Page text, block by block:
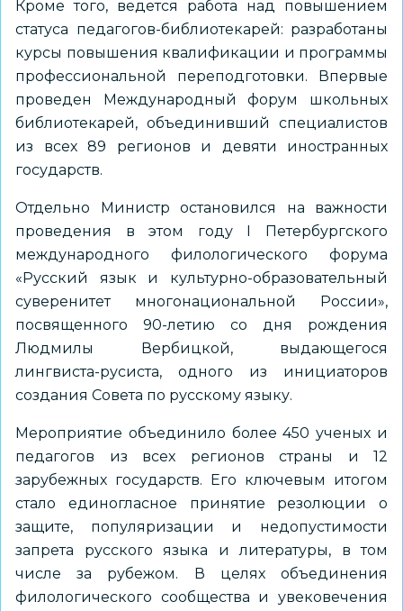
Кроме того, ведется работа над повышением
статуса педагогов-библиотекарей: разработаны
курсы повышения квалификации и программы
профессиональной переподготовки. Впервые
проведен Международный форум школьных
библиотекарей, объединивший специалистов
из всех 89 регионов и девяти иностранных
государств.
Отдельно Министр остановился на важности
проведения в этом году I Петербургского
международного филологического форума
«Русский язык и культурно-образовательный
суверенитет многонациональной России»,
посвященного 90-летию со дня рождения
Людмилы Вербицкой, выдающегося
лингвиста-русиста, одного из инициаторов
создания Совета по русскому языку.
Мероприятие объединило более 450 ученых и
педагогов из всех регионов страны и 12
зарубежных государств. Его ключевым итогом
стало единогласное принятие резолюции о
защите, популяризации и недопустимости
запрета русского языка и литературы, в том
числе за рубежом. В целях объединения
филологического сообщества и увековечения